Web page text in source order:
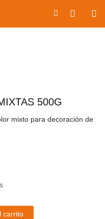
Carrito
500G
mixto para decoración de
carrito